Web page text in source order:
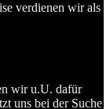
verdienen wir als
wir u.U. dafür
uns bei der Suche